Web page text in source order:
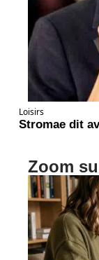
Loisirs
Stromae dit
Zoom